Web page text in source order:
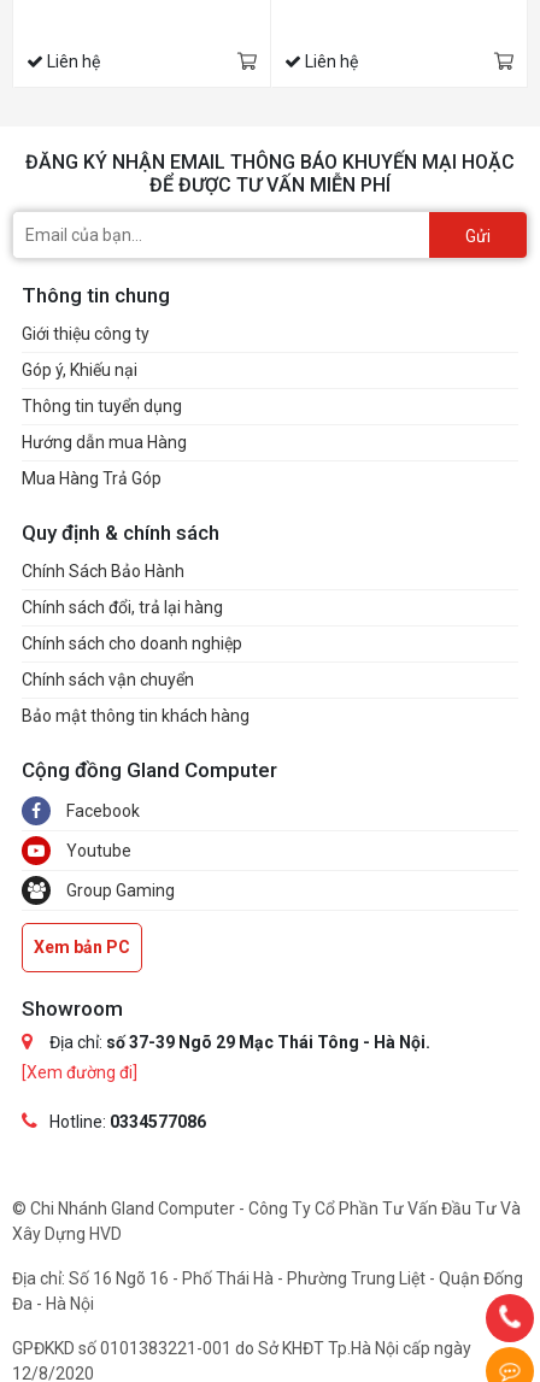
Liên hệ Liên hệ
ĐĂNG KÝ NHẬN EMAIL THÔNG BÁO KHUYẾN MẠI HOẶC
ĐỂ ĐƯỢC TƯ VẤN MIỄN PHÍ
Gửi
Thông tin chung
Giới thiệu công ty
Góp ý, Khiếu nại
Thông tin tuyển dụng
Hướng dẫn mua Hàng
Mua Hàng Trả Góp
Quy định & chính sách
Chính Sách Bảo Hành
Chính sách đổi, trả lại hàng
Chính sách cho doanh nghiệp
Chính sách vận chuyển
Bảo mật thông tin khách hàng
Cộng đồng Gland Computer
Facebook
Youtube
Group Gaming
Xem bản PC
Showroom
Địa chỉ: số 37-39 Ngõ 29 Mạc Thái Tông - Hà Nội.
[Xem đường đi]
Hotline: 0334577086
© Chi Nhánh Gland Computer - Công Ty Cổ Phần Tư Vấn Đầu Tư Và
Xây Dựng HVD
Địa chỉ: Số 16 Ngõ 16 - Phố Thái Hà - Phường Trung Liệt - Quận Đống
Đa - Hà Nội
GPĐKKD số 0101383221-001 do Sở KHĐT Tp.Hà Nội cấp ngày
12/8/2020